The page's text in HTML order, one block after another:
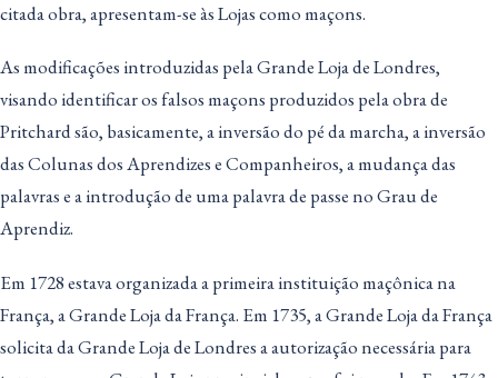
citada obra, apresentam-se às Lojas como maçons.
As modificações introduzidas pela Grande Loja de Londres,
visando identificar os falsos maçons produzidos pela obra de
Pritchard são, basicamente, a inversão do pé da marcha, a inversão
das Colunas dos Aprendizes e Companheiros, a mudança das
palavras e a introdução de uma palavra de passe no Grau de
Aprendiz.
Em 1728 estava organizada a primeira instituição maçônica na
França, a Grande Loja da França. Em 1735, a Grande Loja da França
solicita da Grande Loja de Londres a autorização necessária para